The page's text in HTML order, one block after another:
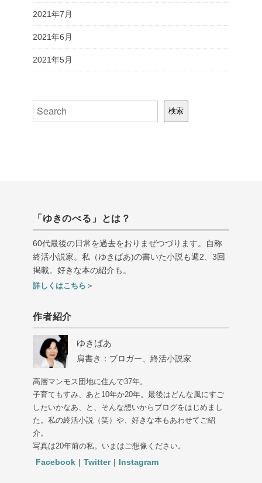
2021年7月
2021年6月
2021年5月
検索 検索
「ゆきのべる」とは？
60代最後の日常を過去をおりまぜつづります。自称
終活小説家。私（ゆきばあ)の書いた小説も週2、 3回
掲載。好きな本の紹介も。
詳しくはこちら＞
作者紹介
ゆきばあ
肩書き：ブロガー、終活小説家
高層マンモス団地に住んで37年。
子育てもすみ、あと10年か20年。最後はどんな風にすご
したいかなあ、と、そんな想いからブログをはじめまし
た。私の終活小説（笑）や、好きな本もあわせてご紹
介。
写真は20年前の私。いまはご想像ください。
Facebook | Twitter | Instagram